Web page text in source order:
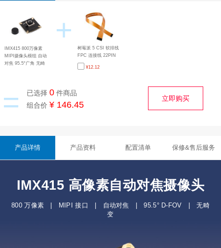
IMX415 800万像素
MIPI摄像头模组 自动
对焦 95.5°广角 无畸
+
树莓派 5 CSI 软排线
FPC 连接线 22PIN
转 15PIN 适用于连接
摄像头模块 线长
¥12.12
= 已选择 0件商品
组合价 ¥ 146.45
立即购买
产品详情 产品资料 配置清单 保修&售后服务
IMX415 高像素自动对焦摄像头
800 万像素 | MIPI 接口 | 自动对焦 | 95.5° D-FOV | 无畸
变